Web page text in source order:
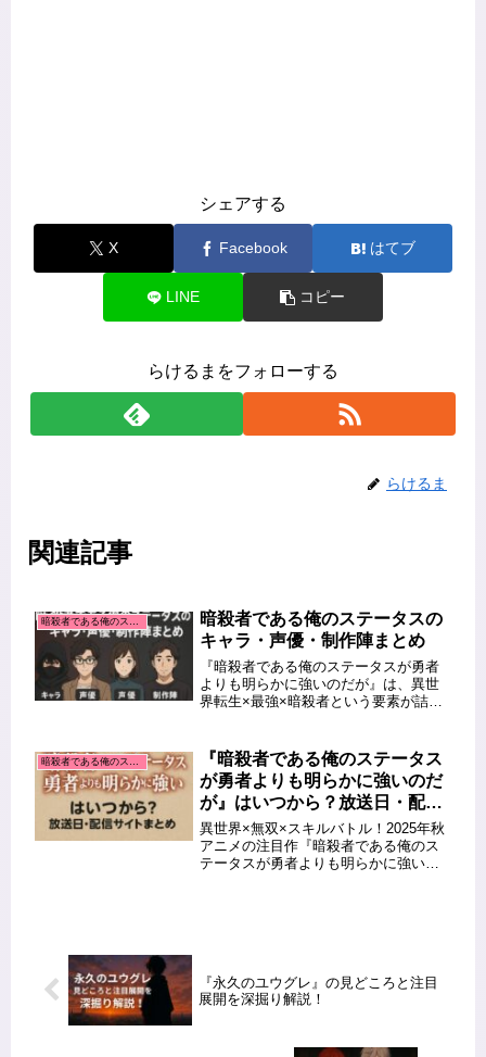
シェアする
X Facebook はてブ
LINE コピー
らけるまをフォローする
らけるま
関連記事
暗殺者である俺のステータスが勇者よりも明らかに強いのだが
暗殺者である俺のステータスの
キャラ・声優・制作陣まとめ
『暗殺者である俺のステータスが勇者
よりも明らかに強いのだが』は、異世
界転生×最強×暗殺者という要素が詰ま
魅力や、彼らに命を吹き込む声優陣、
そして作品のクオリティを支える制
作...
『暗殺者である俺のステータス
が勇者よりも明らかに強いのだ
が』はいつから？放送日・配信
サイトまとめ
異世界×無双×スキルバトル！2025年秋
アニメの注目作『暗殺者である俺のス
テータスが勇者よりも明らかに強いの
『永久のユウグレ』の見どころと注目
展開を深掘り解説！